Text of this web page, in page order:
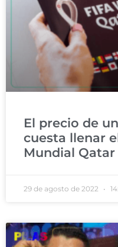
El precio de
cuesta llenar
Mundial Qatar
29 de agosto de 2022